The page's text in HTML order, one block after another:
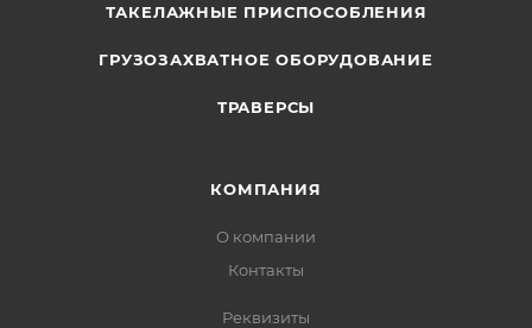
ТАКЕЛАЖНЫЕ ПРИСПОСОБЛЕНИЯ
ГРУЗОЗАХВАТНОЕ ОБОРУДОВАНИЕ
ТРАВЕРСЫ
КОМПАНИЯ
О компании
Контакты
Реквизиты